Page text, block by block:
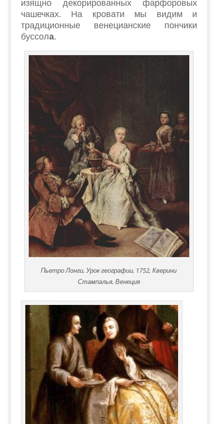
изящно декорированных фарфоровых
чашечках. На кровати мы видим и
традиционные венецианские пончики
буссола.
Пьетро Лонги, Урок географии, 1752, Кверини
Стампалья, Венеция